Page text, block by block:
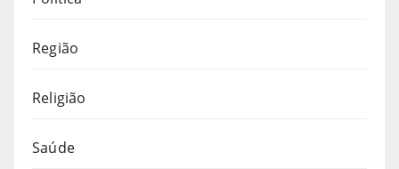
Região
Religião
Saúde